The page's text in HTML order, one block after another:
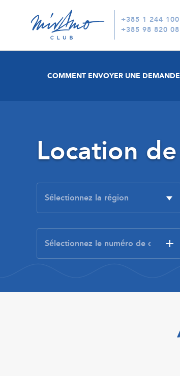
+385 1 244 100
+385 98 820
COMMENT ENVOYER UNE DEMANDE
Location